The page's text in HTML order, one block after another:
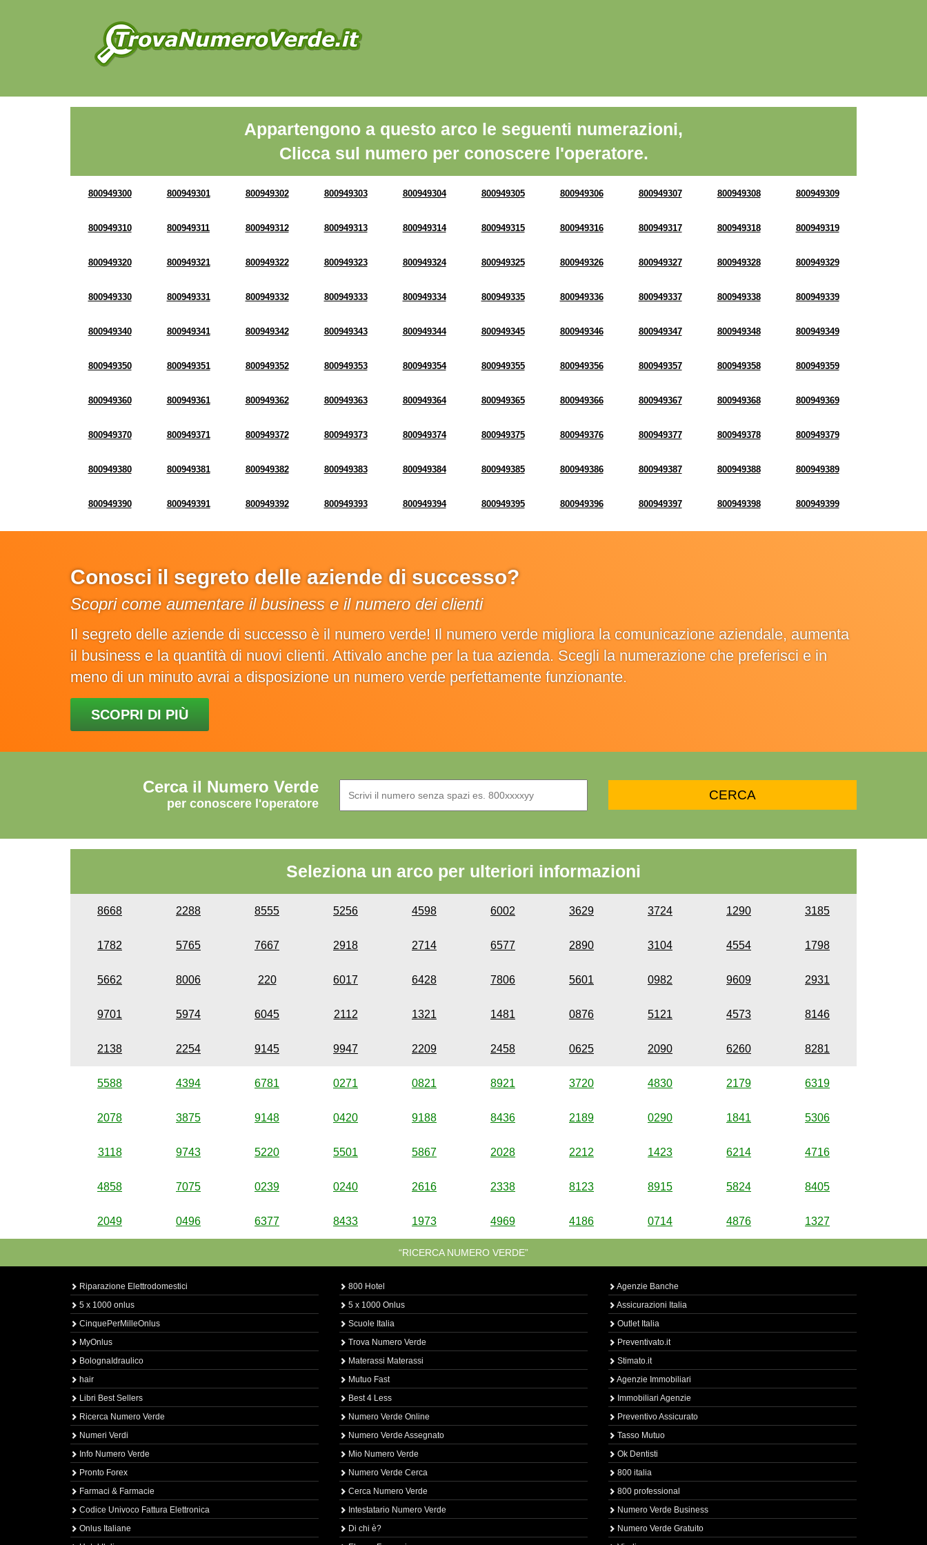
Appartengono a questo arco le seguenti numerazioni,
Clicca sul numero per conoscere l'operatore.
800949300 800949301 800949302 800949303 800949304 800949305 800949306 800949307 800949308 800949309
800949310 800949311 800949312 800949313 800949314 800949315 800949316 800949317 800949318 800949319
800949320 800949321 800949322 800949323 800949324 800949325 800949326 800949327 800949328 800949329
800949330 800949331 800949332 800949333 800949334 800949335 800949336 800949337 800949338 800949339
800949340 800949341 800949342 800949343 800949344 800949345 800949346 800949347 800949348 800949349
800949350 800949351 800949352 800949353 800949354 800949355 800949356 800949357 800949358 800949359
800949360 800949361 800949362 800949363 800949364 800949365 800949366 800949367 800949368 800949369
800949370 800949371 800949372 800949373 800949374 800949375 800949376 800949377 800949378 800949379
800949380 800949381 800949382 800949383 800949384 800949385 800949386 800949387 800949388 800949389
800949390 800949391 800949392 800949393 800949394 800949395 800949396 800949397 800949398 800949399
Conosci il segreto delle aziende di successo?
Scopri come aumentare il business e il numero dei clienti
Il segreto delle aziende di successo è il numero verde! Il numero verde migliora la comunicazione aziendale, aumenta
il business e la quantità di nuovi clienti. Attivalo anche per la tua azienda. Scegli la numerazione che preferisci e in
meno di un minuto avrai a disposizione un numero verde perfettamente funzionante.
SCOPRI DI PIÙ
Cerca il Numero Verde
per conoscere l'operatore
Seleziona un arco per ulteriori informazioni
8668 2288 8555 5256 4598 6002 3629 3724 1290 3185
1782 5765 7667 2918 2714 6577 2890 3104 4554 1798
5662 8006 220 6017 6428 7806 5601 0982 9609 2931
9701 5974 6045 2112 1321 1481 0876 5121 4573 8146
2138 2254 9145 9947 2209 2458 0625 2090 6260 8281
5588 4394 6781 0271 0821 8921 3720 4830 2179 6319
2078 3875 9148 0420 9188 8436 2189 0290 1841 5306
3118 9743 5220 5501 5867 2028 2212 1423 6214 4716
4858 7075 0239 0240 2616 2338 8123 8915 5824 8405
2049 0496 6377 8433 1973 4969 4186 0714 4876 1327
“RICERCA NUMERO VERDE”
Riparazione Elettrodomestici
5 x 1000 onlus
CinquePerMilleOnlus
MyOnlus
BolognaIdraulico
hair
Libri Best Sellers
Ricerca Numero Verde
Numeri Verdi
Info Numero Verde
Pronto Forex
Farmaci & Farmacie
Codice Univoco Fattura Elettronica
Onlus Italiane
800 Hotel
5 x 1000 Onlus
Scuole Italia
Trova Numero Verde
Materassi Materassi
Mutuo Fast
Best 4 Less
Numero Verde Online
Numero Verde Assegnato
Mio Numero Verde
Numero Verde Cerca
Cerca Numero Verde
Intestatario Numero Verde
Di chi è?
Agenzie Banche
Assicurazioni Italia
Outlet Italia
Preventivato.it
Stimato.it
Agenzie Immobiliari
Immobiliari Agenzie
Preventivo Assicurato
Tasso Mutuo
Ok Dentisti
800 italia
800 professional
Numero Verde Business
Numero Verde Gratuito